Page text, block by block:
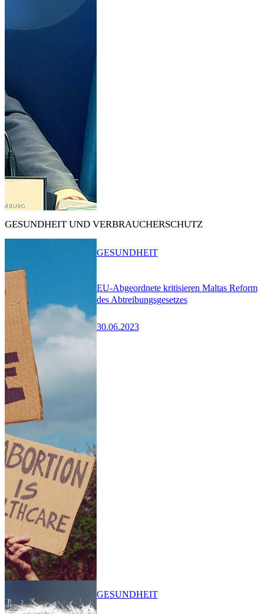
GESUNDHEIT UND VERBRAUCHERSCHUTZ
EU-Abgeordnete kritisieren Maltas Reform
des Abtreibungsgesetzes
30.06.2023
GESUNDHEIT
GESUNDHEIT